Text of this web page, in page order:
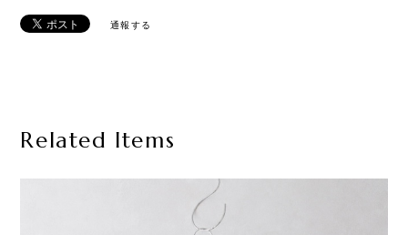
通報する
Related Items